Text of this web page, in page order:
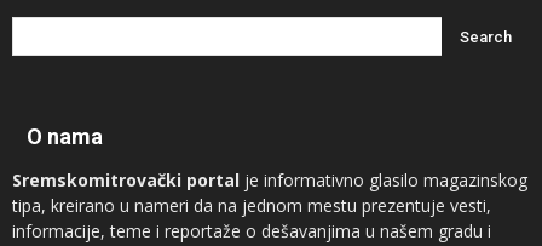
O nama
Sremskomitrovački portal je informativno glasilo magazinskog
tipa, kreirano u nameri da na jednom mestu prezentuje vesti,
informacije, teme i reportaže o dešavanjima u našem gradu i